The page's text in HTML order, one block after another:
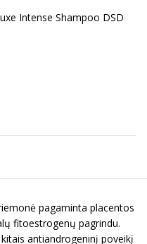
Intense Shampoo DSD
pagaminta placentos
fitoestrogenų pagrindu.
antiandrogeninį poveikį